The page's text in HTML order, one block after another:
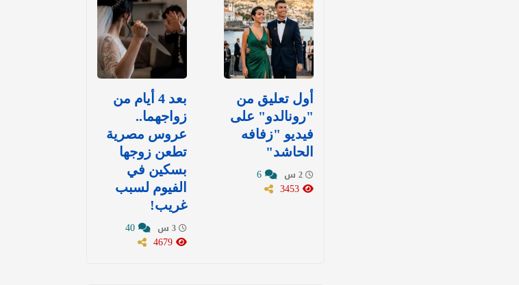
أول تعليق من
"رونالدو" على
فيديو "زفافه
الحاشد"
بعد 4 أيام من
زواجهما..
عروس مصرية
تطعن زوجها
بسكين في
الفيوم لسبب
غريب!